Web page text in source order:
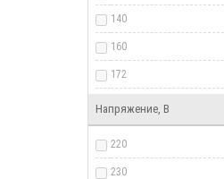
140
160
172
185
200
Напряжение, В
220
230